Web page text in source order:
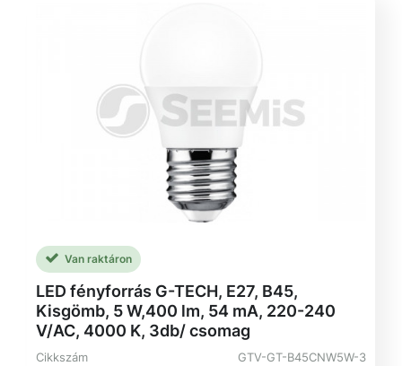
Van raktáron
LED fényforrás G-TECH, E27, B45,
Kisgömb, 5 W,400 lm, 54 mA, 220-240
V/AC, 4000 K, 3db/ csomag
Cikkszám GTV-GT-B45CNW5W-3